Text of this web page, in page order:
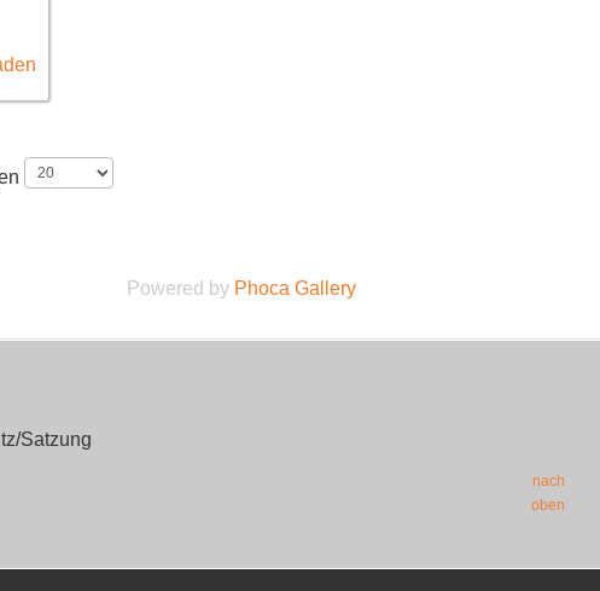
Powered by Phoca Gallery
Satzung
nach
oben